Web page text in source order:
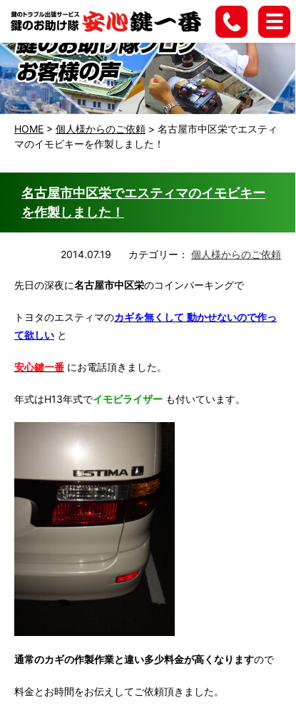
HOME > 個人様からのご依頼 > 名古屋市中区栄でエスティ
マのイモビキーを作製しました！
名古屋市中区栄でエスティマのイモビキー
を作製しました！
2014.07.19 カテゴリー： 個人様からのご依頼
先日の深夜に名古屋市中区栄のコインパーキングで
トヨタのエスティマのカギを無くして 動かせないので作っ
て欲しい と
安心鍵一番 にお電話頂きました。
年式はH13年式でイモビライザー も付いています。
通常のカギの作製作業と違い多少料金が高くなりますので
料金とお時間をお伝えしてご依頼頂きました。